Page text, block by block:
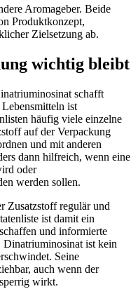
Aromageber. Beide
Produktkonzept,
Zielsetzung ab.
wichtig bleibt
schafft
ist
häufig viele einzelne
auf der Verpackung
und mit anderen
dann hilfreich, wenn eine
oder
werden sollen.
Zusatzstoff regulär und
ist damit ein
und informierte
Dinatriuminosinat ist kein
Seine
auch wenn der
wirkt.